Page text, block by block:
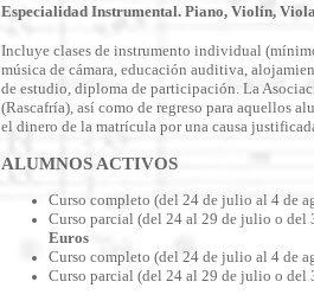
Especialidad Instrumental. Piano, Violín,
Incluye clases de instrumento individual
música de cámara, educación auditiva,
de estudio, diploma de participación. La
(Rascafría), así como de regreso para aquellos
el dinero de la matrícula por una causa
ALUMNOS ACTIVOS
Curso completo (del 24 de julio al 4 de
Curso parcial (del 24 al 29 de julio o
Euros
Curso completo (del 24 de julio al 4 de
Curso parcial (del 24 al 29 de julio o del